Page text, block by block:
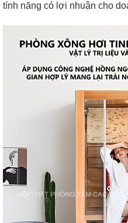
tính năng có lợi nhuận cho